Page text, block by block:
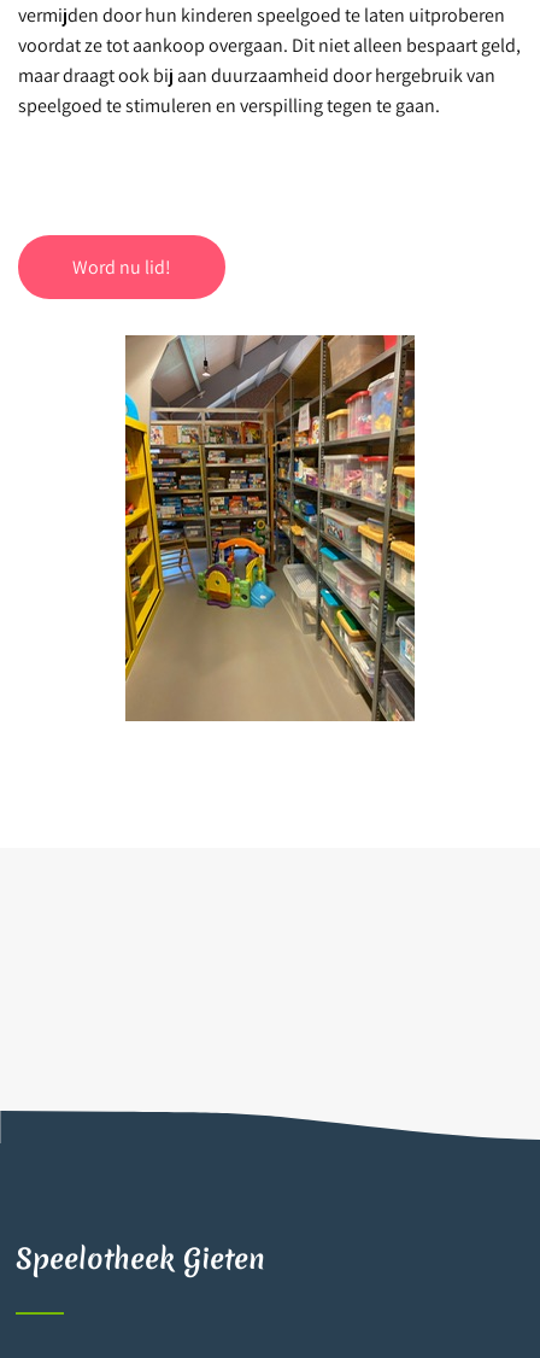
vermijden door hun kinderen speelgoed te laten uitproberen
voordat ze tot aankoop overgaan. Dit niet alleen bespaart geld,
maar draagt ook bij aan duurzaamheid door hergebruik van
speelgoed te stimuleren en verspilling tegen te gaan.
Word nu lid!
Speelotheek Gieten